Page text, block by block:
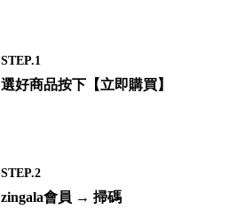
STEP.1
選好商品按下【立即購買】
STEP.2
zingala會員 → 掃碼